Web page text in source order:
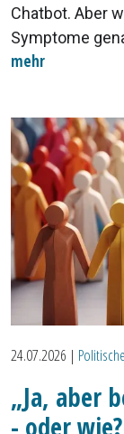
Chatbot. Aber
Symptome
mehr
24.07.2026 |
„Ja, aber
- oder